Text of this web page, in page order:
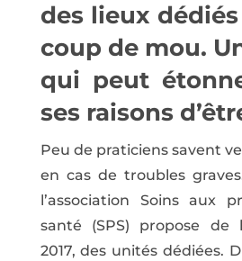
des lieux
coup de mou.
qui peut
ses raisons
Peu de praticiens savent
en cas de troubles
l’association Soins aux
santé (SPS) propose de
2017, des unités dédiées.